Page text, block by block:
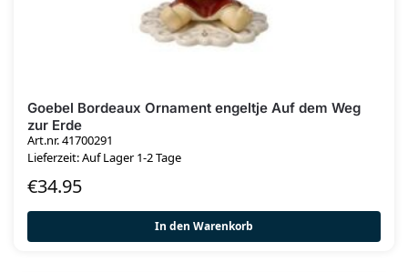
Goebel Bordeaux Ornament engeltje Auf dem Weg
zur Erde
Art.nr. 41700291
Lieferzeit: Auf Lager 1-2 Tage
€34.95
In den Warenkorb